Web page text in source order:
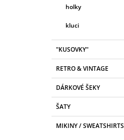
holky
kluci
"KUSOVKY"
RETRO & VINTAGE
DÁRKOVÉ ŠEKY
ŠATY
MIKINY / SWEATSHIRTS